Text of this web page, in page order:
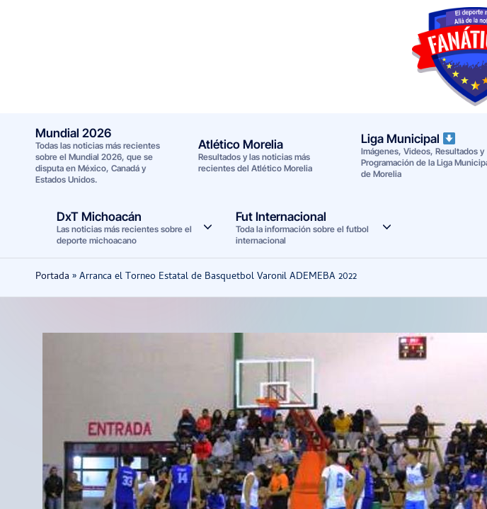
Mundial 2026
Todas las noticias más recientes
sobre el Mundial 2026, que se
disputa en México, Canadá y
Estados Unidos.
Atlético Morelia
Resultados y las noticias más
recientes del Atlético Morelia
Liga Municipal
Imágenes, Videos, Resultados y
Programación de la Liga
de Morelia
DxT Michoacán
Las noticias más recientes sobre el
deporte michoacano
Fut Internacional
Toda la información sobre el futbol
internacional
Portada »Arranca el Torneo Estatal de Basquetbol Varonil ADEMEBA 2022